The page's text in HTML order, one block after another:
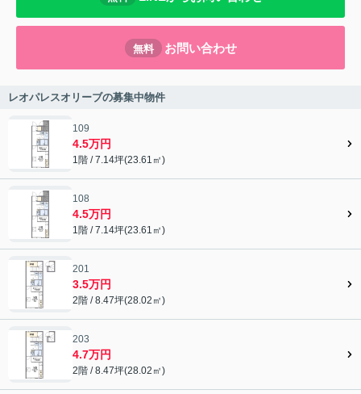
無料 お問い合わせ
レオパレスオリーブの募集中物件
109
4.5万円
1階 / 7.14坪(23.61㎡)
108
4.5万円
1階 / 7.14坪(23.61㎡)
201
3.5万円
2階 / 8.47坪(28.02㎡)
203
4.7万円
2階 / 8.47坪(28.02㎡)